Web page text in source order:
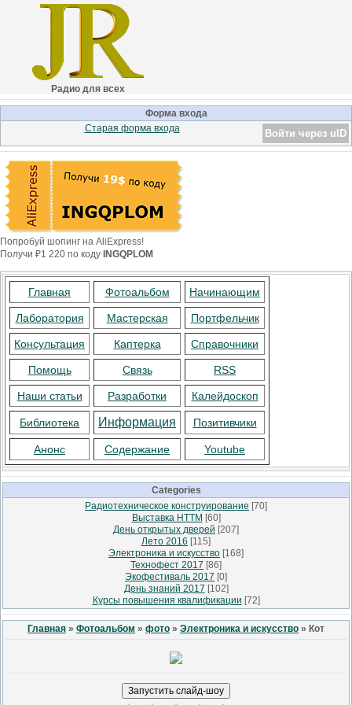
Радио для всех
Форма входа
Войти через uID
Старая форма входа
Попробуй шопинг на AliExpress!
Получи ₽1 220 по коду INGQPLOM
Главная Фотоальбом Начинающим
Лаборатория Мастерская Портфельчик
Консультация Каптерка Справочники
Помощь Связь RSS
Наши статьи Разработки Калейдоскоп
Библиотека Информация Позитивчики
Анонс Содержание Youtube
Categories
Радиотехническое конструирование [70]
Выставка НТТМ [60]
День открытых дверей [207]
Лето 2016 [115]
Электроника и искусство [168]
Технофест 2017 [86]
Экофестиваль 2017 [0]
День знаний 2017 [102]
Курсы повышения квалификации [72]
Главная » Фотоальбом » фото » Электроника и искусство » Кот